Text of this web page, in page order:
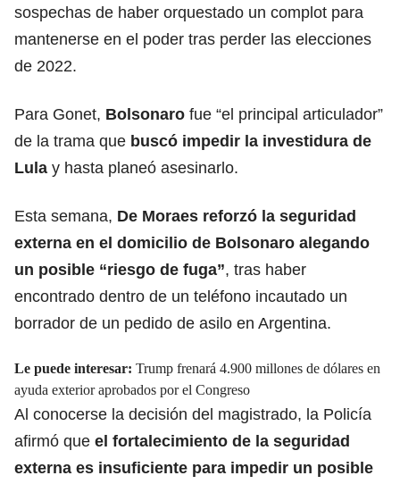
sospechas de haber orquestado un complot para
mantenerse en el poder tras perder las elecciones
de 2022.
Para Gonet, Bolsonaro fue “el principal articulador”
de la trama que buscó impedir la investidura de
Lula y hasta planeó asesinarlo.
Esta semana, De Moraes reforzó la seguridad
externa en el domicilio de Bolsonaro alegando
un posible “riesgo de fuga”, tras haber
encontrado dentro de un teléfono incautado un
borrador de un pedido de asilo en Argentina.
Le puede interesar: Trump frenará 4.900 millones de dólares en
ayuda exterior aprobados por el Congreso
Al conocerse la decisión del magistrado, la Policía
afirmó que el fortalecimiento de la seguridad
externa es insuficiente para impedir un posible